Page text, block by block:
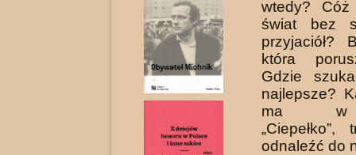
wtedy? Cóż
świat bez
przyjaciół?
która
Gdzie
najlepsze?
ma w
odnaleźć do